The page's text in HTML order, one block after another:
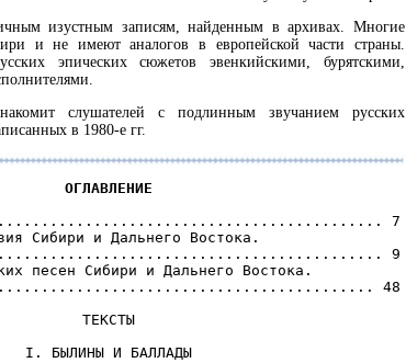
изустным записям, найденным в архивах. Многие
и не имеют аналогов в европейской части страны.
эпических сюжетов эвенкийскими, бурятскими,
слушателей с подлинным звучанием русских
в 1980-е гг.
ОГЛАВЛЕНИЕ
.................................................. 7
9
48
ТЕКСТЫ
I. БЫЛИНЫ И БАЛЛАДЫ